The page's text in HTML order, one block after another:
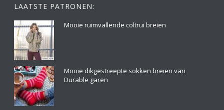
LAATSTE PATRONEN:
Mooie ruimvallende coltrui breien
Mooie dikgestreepte sokken breien van
Durable garen